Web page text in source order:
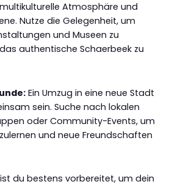
Atmosphäre und
Nutze die Gelegenheit, um
und Museen zu
authentische Schaerbeek zu
Ein Umzug in eine neue Stadt
sein. Suche nach lokalen
oder Community-Events, um
und neue Freundschaften
du bestens vorbereitet, um dein